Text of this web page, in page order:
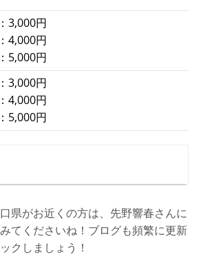
3,000円
4,000円
5,000円
3,000円
4,000円
5,000円
県がお近くの方は、先野響春さんに
てくださいね！ブログも頻繁に更新
クしましょう！